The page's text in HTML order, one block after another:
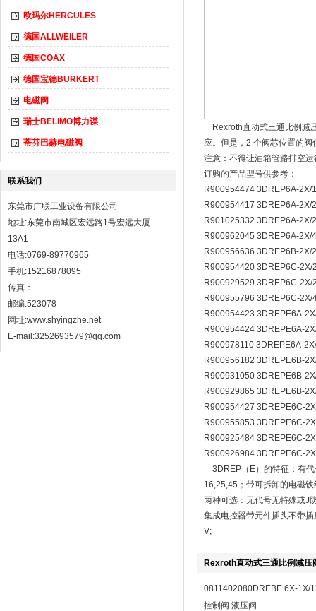
欧玛尔HERCULES
德国ALLWEILER
德国COAX
德国宝德BURKERT
电磁阀
瑞士BELIMO博力谋
蒂芬巴赫电磁阀
联系我们
东莞市广联工业设备有限公司
地址:东莞市南城区宏远路1号宏远大厦
13A1
电话:0769-89770965
手机:15216878095
传真：
邮编:523078
网址:www.shyingzhe.net
E-mail:3252693579@qq.com
Rexroth直动式三通比例减
应。但是，2 个阀芯位置的
注意：不得让油箱管路排空
订购的产品型号供参考：
R900954474 3DREP6A-
R900954417 3DREP6A-
R901025332 3DREP6A-
R900962045 3DREP6A-
R900956636 3DREP6B-
R900954420 3DREP6C-
R900929529 3DREP6C-
R900955796 3DREP6C-
R900954423 3DREPE6A-
R900954424 3DREPE6A-
R900978110 3DREPE6A-
R900956182 3DREPE6B-
R900931050 3DREPE6B-
R900929865 3DREPE6B-
R900954427 3DREPE6C-
R900955853 3DREPE6C-
R900925484 3DREPE6C-
R900926984 3DREPE6C-
3DREP（E）的特征：有
16,25,45；带可拆卸的电磁
两种可选：无代号无特殊或J
集成电控器带元件插头不带
V;
Rexroth直动式三通比例减压
0811402080DREBE 6X-1X/
控制阀 液压阀